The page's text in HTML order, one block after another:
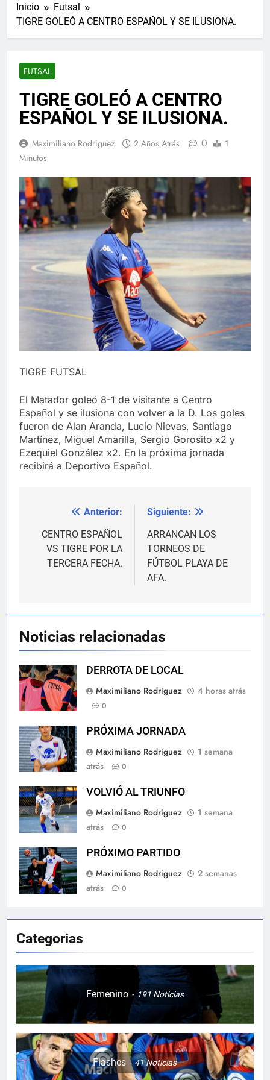
Inicio
Futsal
TIGRE GOLEÓ A CENTRO ESPAÑOL Y SE ILUSIONA.
FUTSAL
TIGRE GOLEÓ A CENTRO
ESPAÑOL Y SE ILUSIONA.
Maximiliano Rodriguez 2 Años Atrás 0
1
Minutos
TIGRE FUTSAL
El Matador goleó 8-1 de visitante a Centro
Español y se ilusiona con volver a la D. Los goles
fueron de Alan Aranda, Lucio Nievas, Santiago
Martínez, Miguel Amarilla, Sergio Gorosito x2 y
Ezequiel González x2. En la próxima jornada
recibirá a Deportivo Español.
Navegación
de
entradas
Anterior:
CENTRO ESPAÑOL
VS TIGRE POR LA
TERCERA FECHA.
Siguiente:
ARRANCAN LOS
TORNEOS DE
FÚTBOL PLAYA DE
AFA.
Noticias relacionadas
DERROTA DE LOCAL
Maximiliano Rodriguez
4 horas atrás
0
PRÓXIMA JORNADA
Maximiliano Rodriguez
1 semana
atrás
0
VOLVIÓ AL TRIUNFO
Maximiliano Rodriguez
1 semana
atrás
0
PRÓXIMO PARTIDO
Maximiliano Rodriguez
2 semanas
atrás
0
Categorias
Femenino 191 Noticias
Flashes 41Noticias